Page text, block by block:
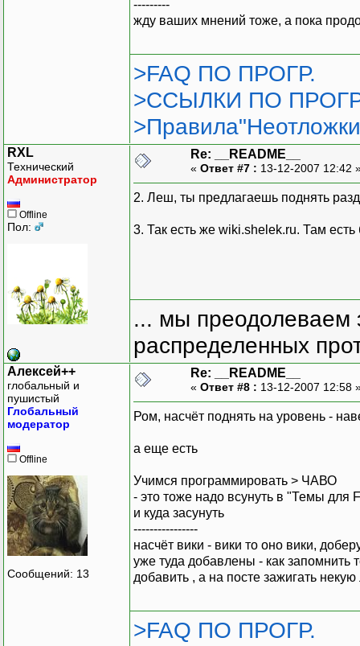
---------
жду ваших мнений тоже, а пока
>FAQ ПО ПРОГР.
>ССЫЛКИ ПО
RXL
Технический
Администратор
Offline
Пол:
Re: __README__
« Ответ #7 : 13-12-2007 12:42
2. Леш, ты предлагаешь поднять
3. Так есть же wiki.shelek.ru. Там
... мы преодолеваем
распределенных
Алексей++
глобальный и
пушистый
Глобальный
модератор
Offline
Сообщений: 13
Re: __README__
« Ответ #8 : 13-12-2007 12:58
Ром, насчёт поднять на уровень -
а еще есть
Учимся программировать > ЧАВО
- это тоже надо всунуть в "Темы для
и куда засунуть
----------------
насчёт вики - вики то оно вики,
уже туда добавлены - как запомнить
добавить , а на посте зажигать
>FAQ ПО ПРОГР.